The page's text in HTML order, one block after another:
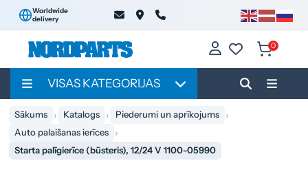
Worldwide
delivery
0
VISAS KATEGORIJAS
Sākums Katalogs
Piederumi un aprīkojums
Auto palaišanas ierīces
Starta palīgierīce (būsteris), 12/24 V 1100-05990